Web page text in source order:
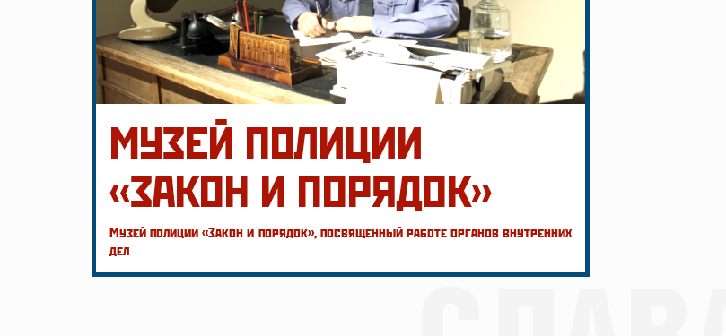
МУЗЕЙ ПОЛИЦИИ
«ЗАКОН И ПОРЯДОК»
Музей полиции «Закон и порядок», посвященный работе органов внутренних
дел